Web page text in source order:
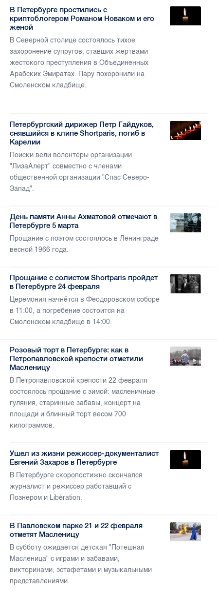
В Петербурге простились с
криптоблогером Романом Новаком и его
женой
В Северной столице состоялось тихое
захоронение супругов, ставших жертвами
жестокого преступления в Объединенных
Арабских Эмиратах. Пару похоронили на
Смоленском кладбище.
Петербургский дирижер Петр Гайдуков,
снявшийся в клипе Shortparis, погиб в
Карелии
Поиски вели волонтёры организации
"ЛизаАлерт" совместно с членами
общественной организации "Спас Северо-
Запад".
День памяти Анны Ахматовой отмечают в
Петербурге 5 марта
Прощание с поэтом состоялось в Ленинграде
весной 1966 года.
Прощание с солистом Shortparis пройдет
в Петербурге 24 февраля
Церемония начнётся в Феодоровском соборе
в 11:00, а погребение состоится на
Смоленском кладбище в 14:00.
Розовый торт в Петербурге: как в
Петропавловской крепости отметили
Масленицу
В Петропавловской крепости 22 февраля
состоялось прощание с зимой: масленичные
гуляния, старинные забавы, концерт на
площади и блинный торт весом 700
килограммов.
Ушел из жизни режиссер-документалист
Евгений Захаров в Петербурге
В Петербурге скоропостижно скончался
журналист и режиссер работавший с
Познером и Libération.
В Павловском парке 21 и 22 февраля
отметят Масленицу
В субботу ожидается детская "Потешная
Масленица" с играми и забавами,
викторинами, эстафетами и музыкальными
представлениями.